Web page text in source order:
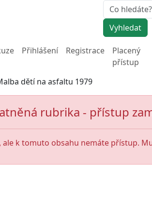
Vyhledat
Přihlášení Registrace
Placený
přístup
dětí na asfaltu 1979
rubrika - přístup
ale k tomuto obsahu nemáte přístup.